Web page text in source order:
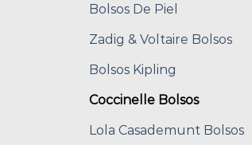
Bolsos De Piel
Zadig & Voltaire Bolsos
Bolsos Kipling
Coccinelle Bolsos
Lola Casademunt Bolsos